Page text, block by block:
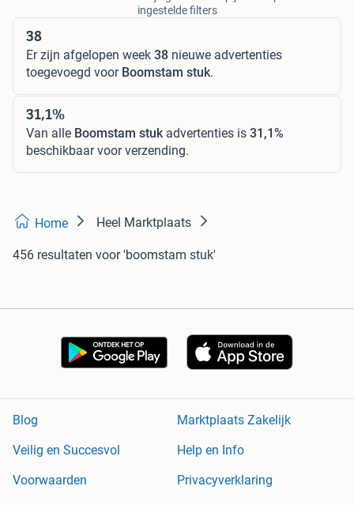
ingestelde filters
38
Er zijn afgelopen week 38 nieuwe advertenties
toegevoegd voor Boomstam stuk.
31,1%
Van alle Boomstam stuk advertenties is 31,1%
beschikbaar voor verzending.
Home Heel Marktplaats
456 resultaten voor 'boomstam stuk'
Blog
Marktplaats Zakelijk
Veilig en Succesvol
Help en Info
Voorwaarden
Privacyverklaring